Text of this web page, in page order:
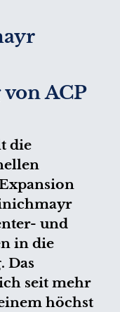
ACP
die
und
in die
Das
seit mehr
höchst